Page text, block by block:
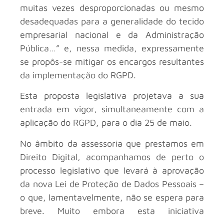
muitas vezes desproporcionadas ou mesmo
desadequadas para a generalidade do tecido
empresarial nacional e da Administração
Pública…” e, nessa medida, expressamente
se propôs-se mitigar os encargos resultantes
da implementação do RGPD.
Esta proposta legislativa projetava a sua
entrada em vigor, simultaneamente com a
aplicação do RGPD, para o dia 25 de maio.
No âmbito da assessoria que prestamos em
Direito Digital, acompanhamos de perto o
processo legislativo que levará à aprovação
da nova Lei de Proteção de Dados Pessoais –
o que, lamentavelmente, não se espera para
breve. Muito embora esta iniciativa